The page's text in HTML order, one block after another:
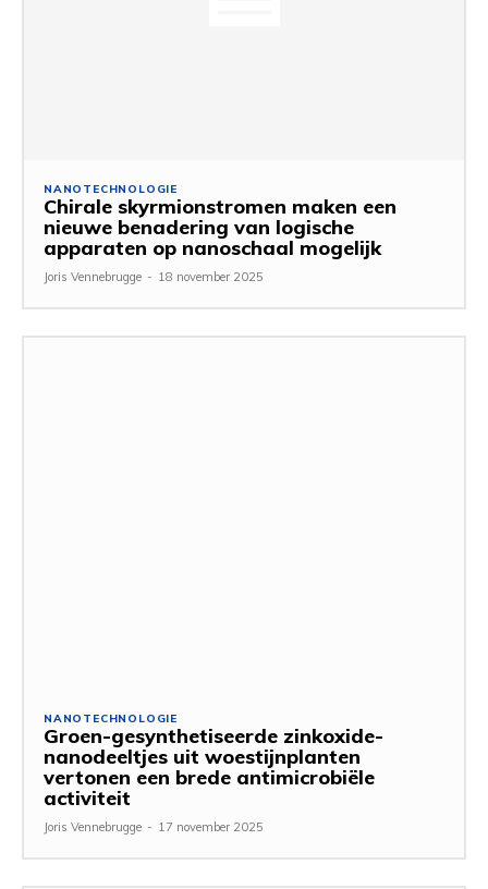
NANOTECHNOLOGIE
Chirale skyrmionstromen maken een
nieuwe benadering van logische
apparaten op nanoschaal mogelijk
Joris Vennebrugge - 18 november 2025
NANOTECHNOLOGIE
Groen-gesynthetiseerde zinkoxide-
nanodeeltjes uit woestijnplanten
vertonen een brede antimicrobiële
activiteit
Joris Vennebrugge - 17 november 2025